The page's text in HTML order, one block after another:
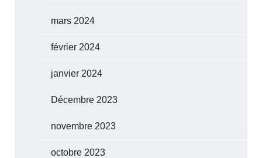
mars 2024
février 2024
janvier 2024
Décembre 2023
novembre 2023
octobre 2023